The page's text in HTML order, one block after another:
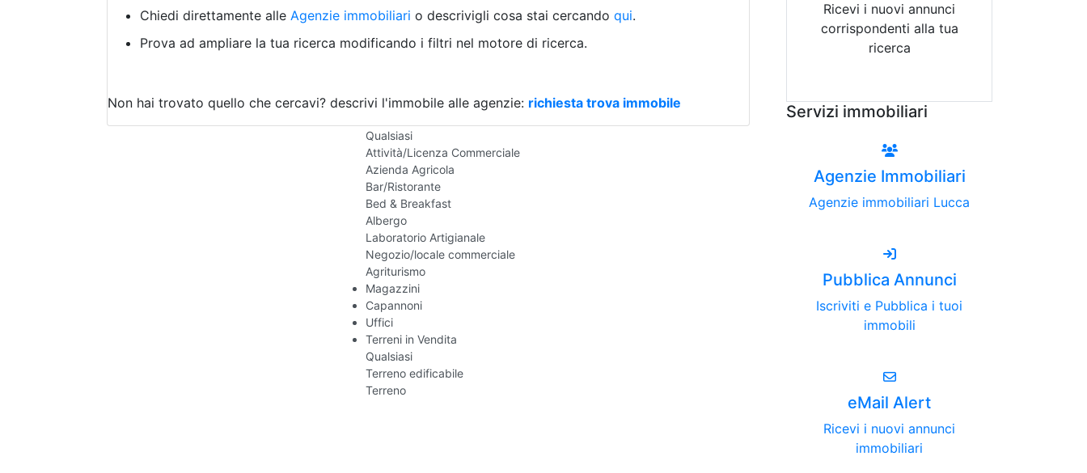
Rustico/Casale
Camera d'Albergo
Box/Garage
Qualsiasi
Attività/Licenza Commerciale
Azienda Agricola
Bar/Ristorante
Bed & Breakfast
Albergo
Laboratorio Artigianale
Negozio/locale commerciale
Agriturismo
Magazzini
Capannoni
Uffici
Terreni in Vendita
Qualsiasi
Terreno edificabile
Terreno
Chiedi direttamente alle Agenzie immobiliari o descrivigli cosa stai cercando qui.
Prova ad ampliare la tua ricerca modificando i filtri nel motore di ricerca.
Non hai trovato quello che cercavi? descrivi l'immobile alle agenzie: richiesta trova immobile
Ricevi i nuovi annunci
corrispondenti alla tua
ricerca
Servizi immobiliari
Agenzie Immobiliari
Agenzie immobiliari Lucca
Pubblica Annunci
Iscriviti e Pubblica i tuoi
immobili
eMail Alert
Ricevi i nuovi annunci
immobiliari